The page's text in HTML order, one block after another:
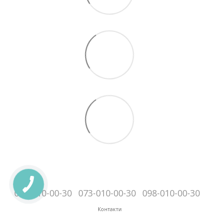
095-010-00-30 073-010-00-30 098-010-00-30
Контакти